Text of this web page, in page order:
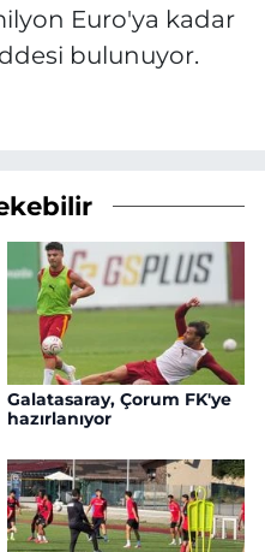
Euro'ya kadar
bulunuyor.
Galatasaray, Çorum FK'ye
hazırlanıyor